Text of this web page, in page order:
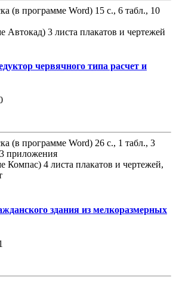
(в программе Word) 15 с., 6 табл., 10
Автокад) 3 листа плакатов и чертежей
червячного типа расчет и
(в программе Word) 26 с., 1 табл., 3
приложения
Компас) 4 листа плакатов и чертежей,
здания из мелкоразмерных